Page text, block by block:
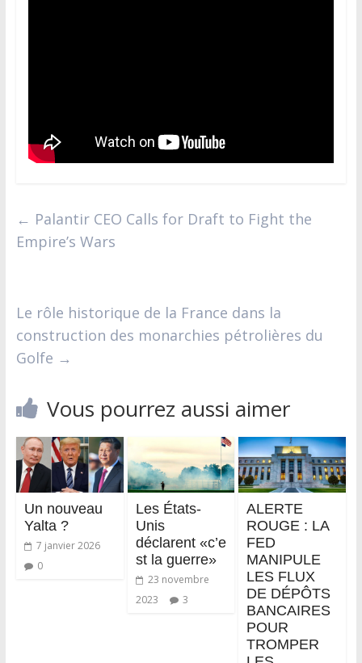
← Palantir CEO Calls for Draft to Fight the
Empire’s Wars
Le rôle historique de la France dans la
construction des monarchies pétrolières du
Golfe →
Vous pourrez aussi aimer
Un nouveau
Yalta ?
7 janvier 2026
0
Les États-
Unis
déclarent «c’e
st la guerre»
23 novembre
2023
3
ALERTE
ROUGE : LA
FED
MANIPULE
LES FLUX
DE DÉPÔTS
BANCAIRES
POUR
TROMPER